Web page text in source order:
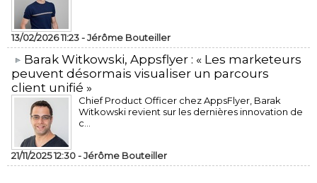
13/02/2026 11:23 -Jérôme Bouteiller
​Barak Witkowski, Appsflyer : « Les marketeurs
peuvent désormais visualiser un parcours
client unifié »
Chief Product Officer chez AppsFlyer, ​Barak
Witkowski revient sur les dernières innovation de
c...
21/11/2025 12:30 -Jérôme Bouteiller